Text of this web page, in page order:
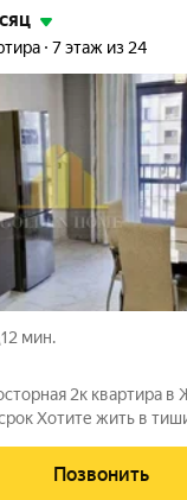
7 этаж из 24
12 мин.
2к квартира
Хотите жить в
а изолированные
Позвонить